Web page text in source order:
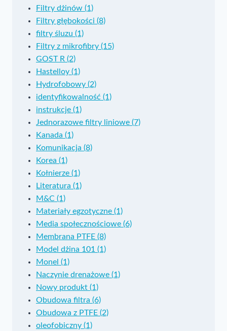
Filtry dżinów (1)
Filtry głębokości (8)
filtry śluzu (1)
Filtry z mikrofibry (15)
GOST R (2)
Hastelloy (1)
Hydrofobowy (2)
identyfikowalność (1)
instrukcje (1)
Jednorazowe filtry liniowe (7)
Kanada (1)
Komunikacja (8)
Korea (1)
Kołnierze (1)
Literatura (1)
M&C (1)
Materiały egzotyczne (1)
Media społecznościowe (6)
Membrana PTFE (8)
Model dżina 101 (1)
Monel (1)
Naczynie drenażowe (1)
Nowy produkt (1)
Obudowa filtra (6)
Obudowa z PTFE (2)
oleofobiczny (1)